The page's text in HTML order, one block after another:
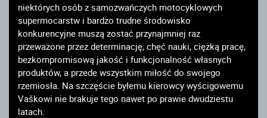
niektórych osób z samozwańczych motocyklowych
supermocarstw i bardzo trudne środowisko
konkurencyjne muszą zostać przynajmniej raz
przeważone przez determinację, chęć nauki, ciężką pracę,
bezkompromisową jakość i funkcjonalność własnych
produktów, a przede wszystkim miłość do swojego
rzemiosła. Na szczęście byłemu kierowcy wyścigowemu
Vaškowi nie brakuje tego nawet po prawie dwudziestu
latach.